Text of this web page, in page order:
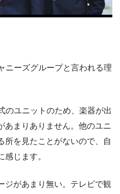
ニーズグループと言われる理
のユニットのため、楽器が出
あまりありません。他のユニ
所を見たことがないので、自
じます。
ジがあまり無い。テレビで観